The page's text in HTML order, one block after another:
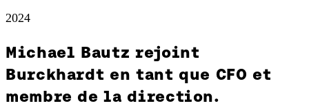
2024
Michael Bautz rejoint
Burckhardt en tant que CFO et
membre de la direction.